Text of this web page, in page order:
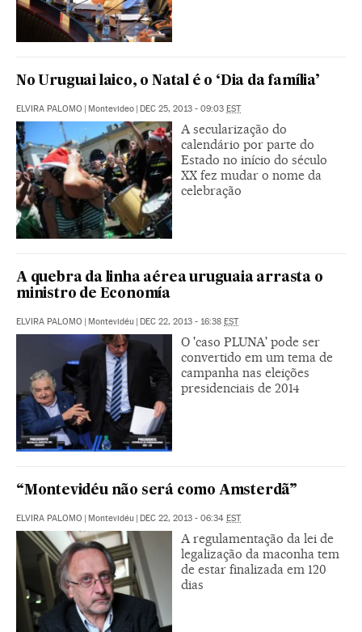
No Uruguai laico, o Natal é o ‘Dia da família’
ELVIRA PALOMO | Montevideo | DEC 25, 2013 - 09:03 EST
A secularização do
calendário por parte do
Estado no início do século
XX fez mudar o nome da
celebração
A quebra da linha aérea uruguaia arrasta o
ministro de Economía
ELVIRA PALOMO | Montevidéu | DEC 22, 2013 - 16:38 EST
O 'caso PLUNA' pode ser
convertido em um tema de
campanha nas eleições
presidenciais de 2014
“Montevidéu não será como Amsterdã”
ELVIRA PALOMO | Montevidéu | DEC 22, 2013 - 06:34 EST
A regulamentação da lei de
legalização da maconha tem
de estar finalizada em 120
dias